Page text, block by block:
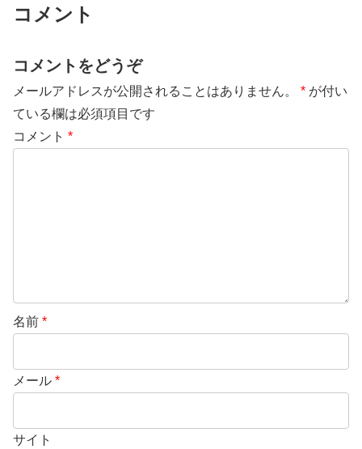
コメント
コメントをどうぞ
メールアドレスが公開されることはありません。 * が付い
ている欄は必須項目です
コメント *
名前 *
メール *
サイト